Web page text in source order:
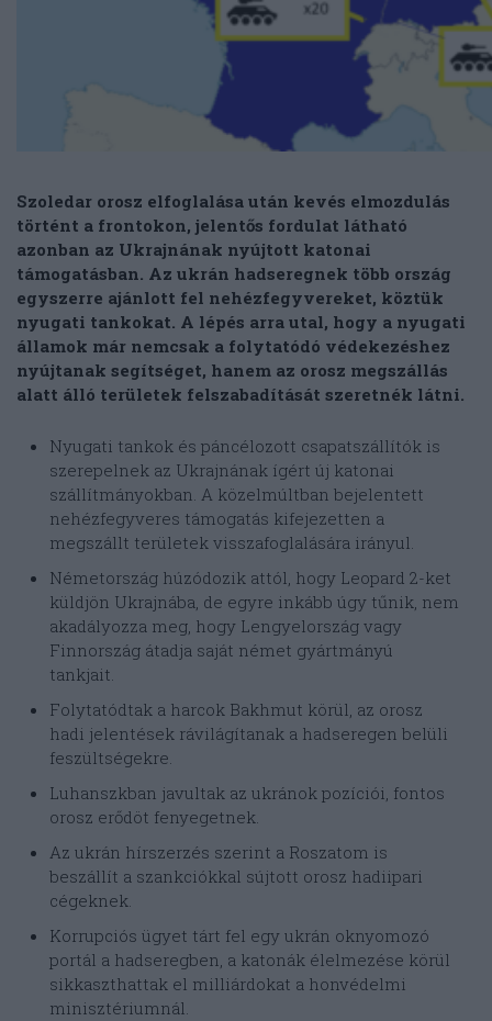
Szoledar orosz elfoglalása után kevés elmozdulás
történt a frontokon, jelentős fordulat látható
azonban az Ukrajnának nyújtott katonai
támogatásban. Az ukrán hadseregnek több ország
egyszerre ajánlott fel nehézfegyvereket, köztük
nyugati tankokat. A lépés arra utal, hogy a nyugati
államok már nemcsak a folytatódó védekezéshez
nyújtanak segítséget, hanem az orosz megszállás
alatt álló területek felszabadítását szeretnék látni.
Nyugati tankok és páncélozott csapatszállítók is
szerepelnek az Ukrajnának ígért új katonai
szállítmányokban. A közelmúltban bejelentett
nehézfegyveres támogatás kifejezetten a
megszállt területek visszafoglalására irányul.
Németország húzódozik attól, hogy Leopard 2-ket
küldjön Ukrajnába, de egyre inkább úgy tűnik, nem
akadályozza meg, hogy Lengyelország vagy
Finnország átadja saját német gyártmányú
tankjait.
Folytatódtak a harcok Bakhmut körül, az orosz
hadi jelentések rávilágítanak a hadseregen belüli
feszültségekre.
Luhanszkban javultak az ukránok pozíciói, fontos
orosz erődöt fenyegetnek.
Az ukrán hírszerzés szerint a Roszatom is
beszállít a szankciókkal sújtott orosz hadiipari
cégeknek.
Korrupciós ügyet tárt fel egy ukrán oknyomozó
portál a hadseregben, a katonák élelmezése körül
sikkaszthattak el milliárdokat a honvédelmi
minisztériumnál.